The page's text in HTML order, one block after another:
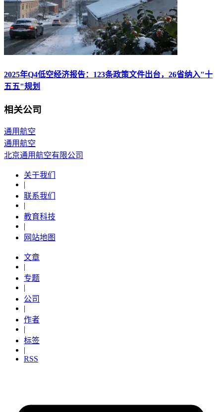
2025年Q4低空经济报告：123条政策文件出台，26省纳入"十
五五"规划
相关公司
通用航空
通用航空
北京通用航空有限公司
关于我们
|
联系我们
|
教育科技
|
网站地图
文章
|
专题
|
公司
|
作者
|
标签
|
RSS